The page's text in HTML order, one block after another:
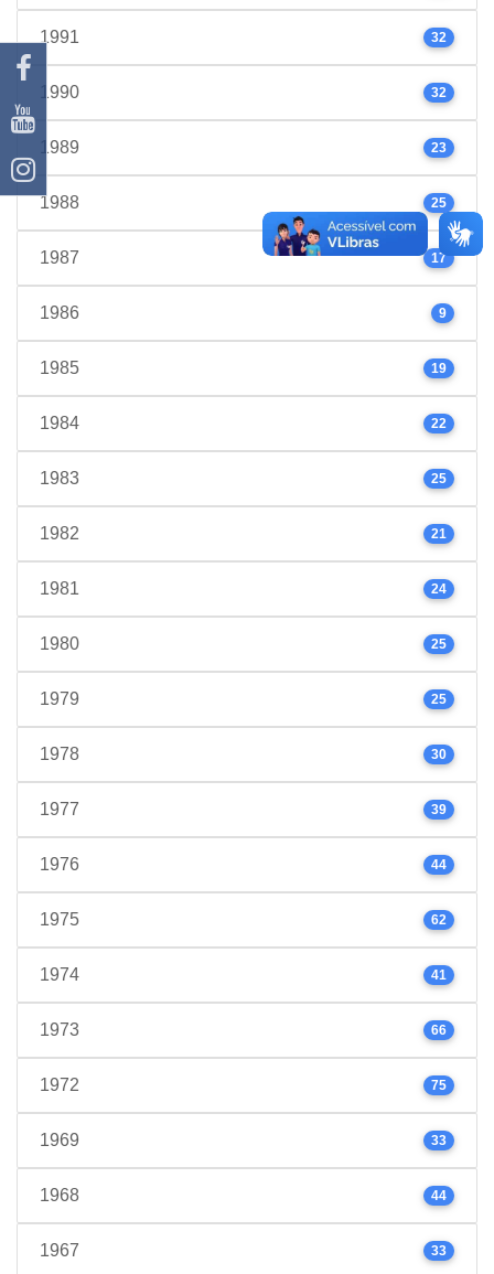
1991 32
1990 32
1989 23
1988 25
1987 17
1986 9
1985 19
1984 22
1983 25
1982 21
1981 24
1980 25
1979 25
1978 30
1977 39
1976 44
1975 62
1974 41
1973 66
1972 75
1969 33
1968 44
1967 33